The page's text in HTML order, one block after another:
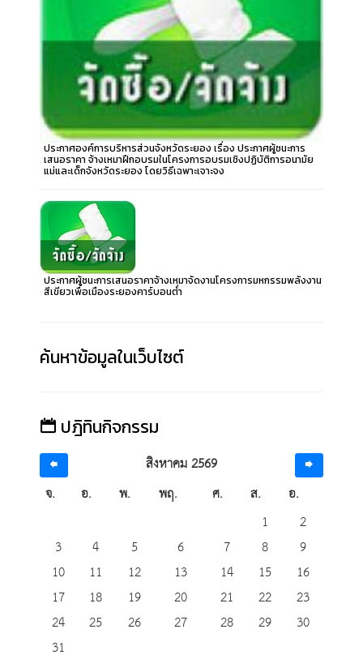
ประกาศองค์การบริหารส่วนจังหวัดระยอง เรื่อง ประกาศผู้ชนะการ
เสนอราคา จ้างเหมาฝึกอบรมในโครงการอบรมเชิงปฏิบัติการอนามัย
แม่และเด็กจังหวัดระยอง โดยวิธีเฉพาะเจาะจง
ประกาศผู้ชนะการเสนอราคาจ้างเหมาจัดงานโครงการมหกรรมพลังงาน
สีเขียวเพื่อเมืองระยองคาร์บอนต่ำ
ค้นหาข้อมูลในเว็บไซต์
ปฎิทินกิจกรรม
สิงหาคม 2569
จ.
อ. พ. พฤ. ศ. ส.
อ.
1
2
3
4 5 6 7 8
9
10
11 12 13 14 15
16
17
18 19 20 21 22
23
24
25 26 27 28 29
30
31